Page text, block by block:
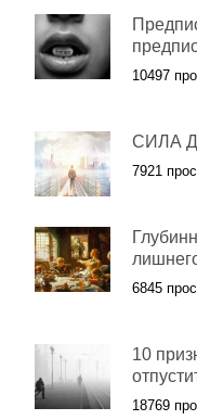
10497
СИЛА
7921
6845
10
18769